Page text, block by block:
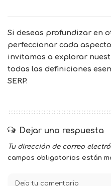
Si deseas profundizar en
perfeccionar cada
invitamos a explorar
todas las definiciones
SERP.
Dejar una respuesta
Tu dirección de correo
campos obligatorios están